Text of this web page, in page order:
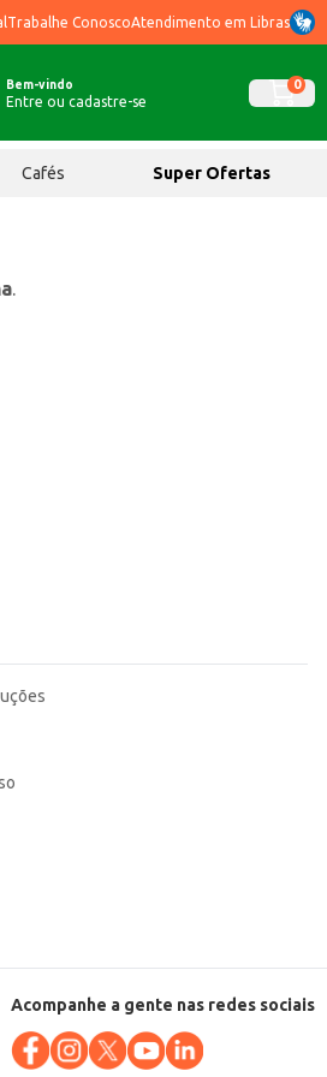
Trabalhe ConoscoAtendimento em Libras
Bem-vindo
Entre ou cadastre-se
0
Cafés Super Ofertas
.
Acompanhe a gente nas redes sociais